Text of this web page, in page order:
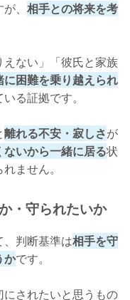
、 相手との将来を考
えない」「彼氏と家族
に困難を乗り越えられ
る証拠です。
離れる不安・寂しさが
ないから一緒に居る状
ません。
・守られたいか
判断基準は相手を守
かです。
されたいと思うもの